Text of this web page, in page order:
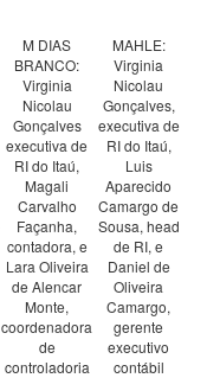
M DIAS
BRANCO:
Virginia
Nicolau
Gonçalves
executiva de
RI do Itaú,
Magali
Carvalho
Façanha,
contadora, e
Lara Oliveira
de Alencar
Monte,
coordenadora
de
controladoria
MAHLE:
Virginia
Nicolau
Gonçalves,
executiva de
RI do Itaú,
Luis
Aparecido
Camargo de
Sousa, head
de RI, e
Daniel de
Oliveira
Camargo,
gerente
executivo
contábil